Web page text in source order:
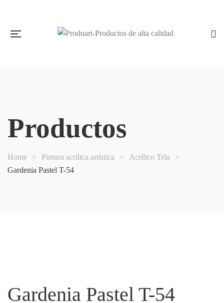
Productos
Home > Pintura acrílica artística > Acrílico Tela
>
Gardenia Pastel T-54
Gardenia Pastel T-54